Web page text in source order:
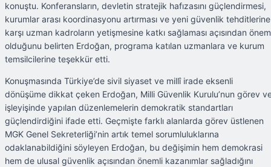
konuştu. Konferansların, devletin stratejik hafızasını güçlendirmesi,
kurumlar arası koordinasyonu artırması ve yeni güvenlik tehditlerine
karşı uzman kadroların yetişmesine katkı sağlaması açısından
olduğunu belirten Erdoğan, programa katılan uzmanlara ve kurum
temsilcilerine teşekkür etti.
Konuşmasında Türkiye’de sivil siyaset ve millî irade eksenli
dönüşüme dikkat çeken Erdoğan, Milli Güvenlik Kurulu’nun görev
işleyişinde yapılan düzenlemelerin demokratik standartları
güçlendirdiğini ifade etti. Geçmişte farklı alanlarda görev üstlenen
MGK Genel Sekreterliği’nin artık temel sorumluluklarına
odaklanabildiğini söyleyen Erdoğan, bu değişimin hem demokrasi
hem de ulusal güvenlik açısından önemli kazanımlar sağladığını